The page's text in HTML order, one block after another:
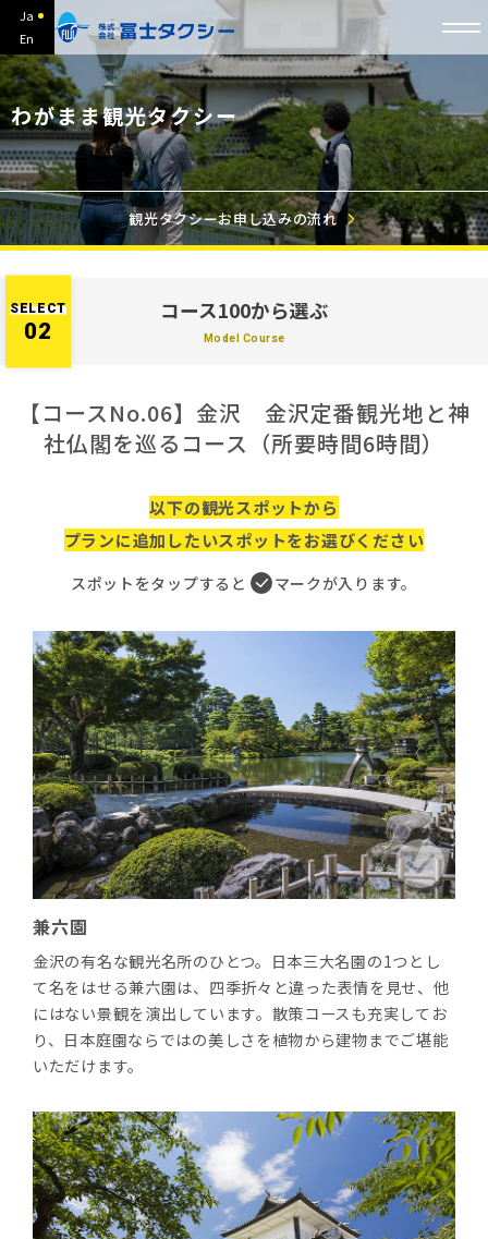
Ja
En
わがまま観光タクシー
観光タクシーお申し込みの流れ
SELECT
02
コース100から選ぶ
Model Course
【コースNo.06】金沢 金沢定番観光地と神
社仏閣を巡るコース（所要時間6時間）
以下の観光スポットから
プランに追加したいスポットをお選びください
スポットをタップすると マークが入ります。
兼六園
金沢の有名な観光名所のひとつ。日本三大名園の1つとし
て名をはせる兼六園は、四季折々と違った表情を見せ、他
にはない景観を演出しています。散策コースも充実してお
り、日本庭園ならではの美しさを植物から建物までご堪能
いただけます。